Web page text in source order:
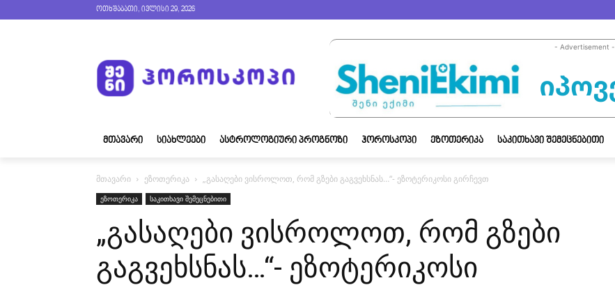
ოთხშაბათი, ივლისი 29, 2026
- Advertisement -
ᲛᲗᲐᲕᲐᲠᲘ ᲡᲘᲐᲮᲚᲔᲔᲑᲘ ᲐᲡᲢᲠᲝᲚᲝᲒᲘᲣᲠᲘ ᲞᲠᲝᲒᲜᲝᲖᲘ ᲰᲝᲠᲝᲡᲙᲝᲞᲘ ᲔᲖᲝᲗᲔᲠᲘᲙᲐ ᲡᲐᲙᲘᲗᲮᲐᲕᲘ ᲨᲔᲛᲔᲪᲜᲔᲑᲘᲗᲘ
მთავარი ეზოთერიკა „გასაღები ვისროლოთ, რომ გზები გაგვეხსნას…“- ეზოტერიკოსი გირჩევთ
ეზოთერიკა საკითხავი შემეცნებითი
„გასაღები ვისროლოთ, რომ გზები
გაგვეხსნას…“- ეზოტერიკოსი